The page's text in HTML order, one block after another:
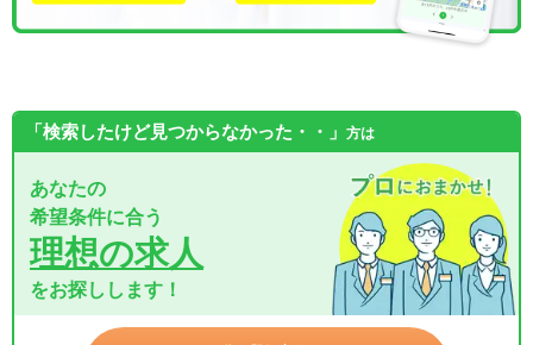
「検索したけど見つからなかった・・」 方は
あなたの
希望条件に合う
理想の求人
をお探しします！